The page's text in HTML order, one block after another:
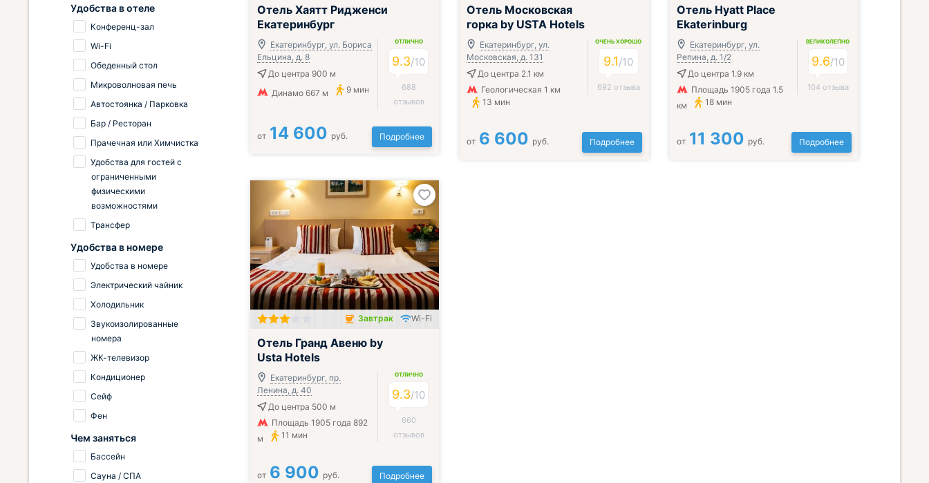
Отель Хаятт Ридженси
Екатеринбург
Екатеринбург, ул. Бориса
Ельцина, д. 8
До центра 900 м
Динамо 667 м
9 мин
ОТЛИЧНО
9.3/10
688
отзывов
от 14 600 руб. Подробнее
Отель Московская
горка by USTA Hotels
Екатеринбург, ул.
Московская, д. 131
До центра 2.1 км
Геологическая 1 км
13 мин
ОЧЕНЬ ХОРОШО
9.1/10
692 отзыва
от 6 600 руб. Подробнее
Отель Hyatt Place
Ekaterinburg
Екатеринбург, ул.
Репина, д. 1/2
До центра 1.9 км
Площадь 1905 года 1.5
км
18 мин
ВЕЛИКОЛЕПНО
9.6/10
104 отзыва
от 11 300 руб. Подробнее
Завтрак включён
Завтрак Wi-Fi
Отель Гранд Авеню by
Usta Hotels
Екатеринбург, пр.
Ленина, д. 40
До центра 500 м
Площадь 1905 года 892
м
11 мин
ОТЛИЧНО
9.3/10
660
отзывов
от 6 900 руб. Подробнее
Удобства в отеле
Конференц-зал
Wi-Fi
Обеденный стол
Микроволновая печь
Автостоянка / Парковка
Бар / Ресторан
Прачечная или Химчистка
Удобства для гостей с
ограниченными
физическими
возможностями
Трансфер
Удобства в номере
Удобства в номере
Электрический чайник
Холодильник
Звукоизолированные
номера
ЖК-телевизор
Кондиционер
Сейф
Фен
Чем заняться
Бассейн
Сауна / СПА